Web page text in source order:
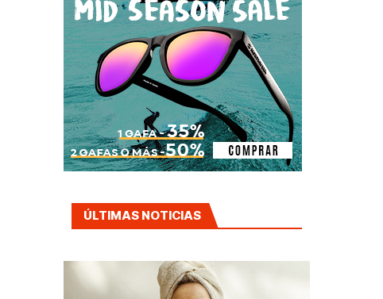
ÚLTIMAS NOTICIAS